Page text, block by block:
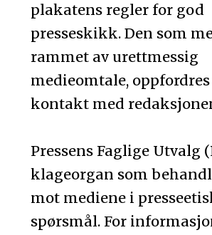
plakatens regler for god
presseskikk. Den som
rammet av urettmessig
medieomtale,
kontakt med
Pressens Faglige Utvalg
klageorgan som
mot mediene i
spørsmål. For